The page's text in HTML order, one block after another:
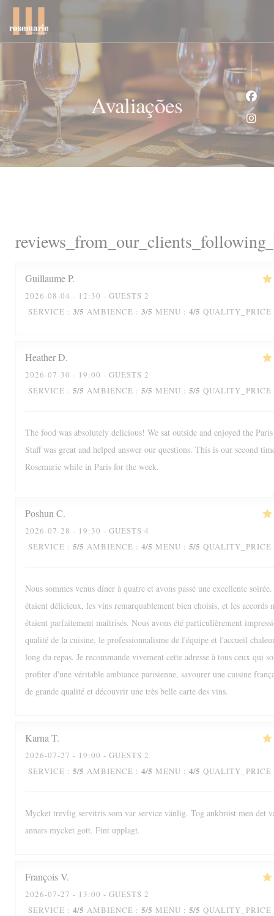
Painel de Gerenciamento de Cookies
Avaliações
GuillaumeP
2026-08-04 - 12:30 - GUESTS 2
SERVICE : 3/5 AMBIENCE : 3/5 MENU : 4/5 QUALITY_PRICE
HeatherD
2026-07-30 - 19:00 - GUESTS 2
SERVICE : 5/5 AMBIENCE : 5/5 MENU : 5/5 QUALITY_PRICE
The food was absolutely delicious! We sat outside and enjoyed the
Staff was great and helped answer our questions. This is our second
Rosemarie while in Paris for the week.
Poshun C
2026-07-28 - 19:30 - GUESTS 4
SERVICE : 5/5 AMBIENCE : 4/5 MENU : 5/5 QUALITY_PRICE
Nous sommes venus dîner à quatre et avons passé une excellente
étaient délicieux, les vins remarquablement bien choisis, et les accords
étaient parfaitement maîtrisés. Nous avons été particulièrement
qualité de la cuisine, le professionnalisme de l'équipe et l'accueil
long du repas. Je recommande vivement cette adresse à tous ceux qui
profiter d'une véritable ambiance parisienne, savourer une cuisine
de grande qualité et découvrir une très belle carte des vins.
Karna T
2026-07-27 - 19:00 - GUESTS 2
SERVICE : 5/5 AMBIENCE : 4/5 MENU : 4/5 QUALITY_PRICE
Mycket trevlig servitris som var service vänlig. Tog ankbröst men det
annars mycket gott. Fint upplagt.
FrançoisV
2026-07-27 - 13:00 - GUESTS 2
SERVICE : 4/5 AMBIENCE : 5/5 MENU : 5/5 QUALITY_PRICE